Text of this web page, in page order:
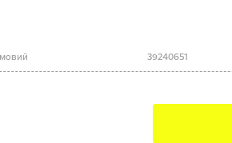
39240651